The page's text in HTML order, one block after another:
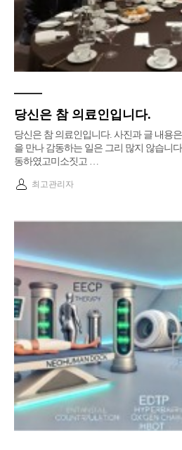
당신은 참 의료인입니다.
당신은 참 의료인입니다. ​​사진과 글 내용
을 만나 감동하는 일은 그리 많지 않습니
동하였고미소짓고 …
최고관리자